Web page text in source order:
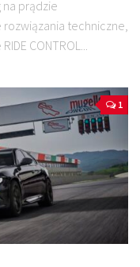
na prądzie
rozwiązania techniczne,
CONTROL...
1